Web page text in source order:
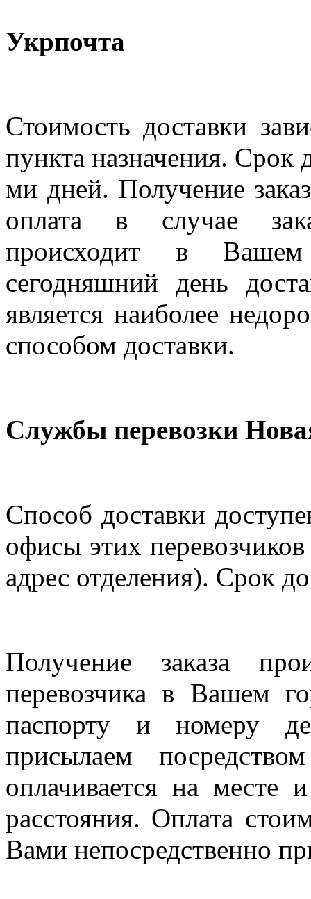
Укрпочта
Стоимость доставки
пункта назначения. Срок
ми дней. Получение
оплата в случае
происходит в
сегодняшний день
является наиболее
способом доставки.
Службы перевозки
Способ доставки
офисы этих
адрес отделения). Срок
Получение заказа
перевозчика в Вашем
паспорту и номеру
присылаем
оплачивается на месте
расстояния. Оплата
Вами непосредственно